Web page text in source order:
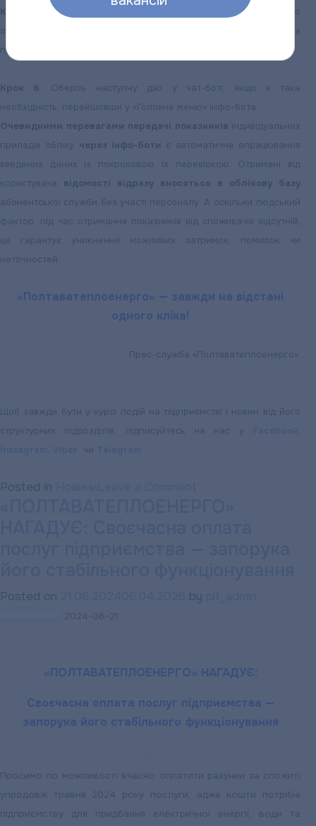
Крок 5.
Після внесення вами даних і їх передачі інфо-ботом до
облікової бази підприємства, останній поінформує користувача
про обсяги спожитої послуги.
Крок 6.
Оберіть наступну дію у чат-боті, якщо є така
необхідність, перейшовши у «Головне меню» інфо-бота.
Очевидними перевагами передачі показників індивідуальних
приладів обліку через інфо-боти є автоматичне опрацювання
введених даних із покроковою їх перевіркою. Отримані від
користувача відомості відразу вносяться в облікову базу
абонентської служби без участі персоналу. А оскільки людський
фактор, під час отримання показників від споживачів відсутній,
це гарантує уникнення можливих затримок, помилок чи
неточностей.
«Полтаватеплоенерго» — завжди на відстані
одного кліка!
Прес-служба «Полтаватеплоенерго».
Щоб завжди бути у курсі подій на підприємстві і новин від його
структурних підрозділів, підписуйтесь на нас у
чи
Posted in
Viber
найзручніший
передавати
лічильників
Posted on by
2024-06-21
«ПОЛТАВАТЕПЛОЕНЕРГО» НАГАДУЄ:
Своєчасна оплата послуг підприємства —
запорука його стабільного функціонування
Просимо по можливості вчасно оплатити рахунки за спожиті
упродовж травня 2024 року послуги, адже кошти потрібні
підприємству для придбання електричної енергії, води та